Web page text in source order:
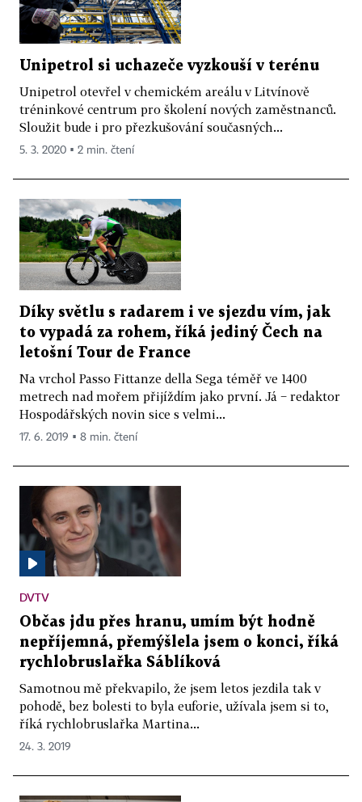
Unipetrol si uchazeče vyzkouší v terénu
Unipetrol otevřel v chemickém areálu v Litvínově
tréninkové centrum pro školení nových zaměstnanců.
Sloužit bude i pro přezkušování současných...
5. 3. 2020 ▪ 2 min. čtení
Díky světlu s radarem i ve sjezdu vím, jak
to vypadá za rohem, říká jediný Čech na
letošní Tour de France
Na vrchol Passo Fittanze della Sega téměř ve 1400
metrech nad mořem přijíždím jako první. Já − redaktor
Hospodářských novin sice s velmi...
17. 6. 2019 ▪ 8 min. čtení
DVTV
Občas jdu přes hranu, umím být hodně
nepříjemná, přemýšlela jsem o konci, říká
rychlobruslařka Sáblíková
Samotnou mě překvapilo, že jsem letos jezdila tak v
pohodě, bez bolesti to byla euforie, užívala jsem si to,
říká rychlobruslařka Martina...
24. 3. 2019